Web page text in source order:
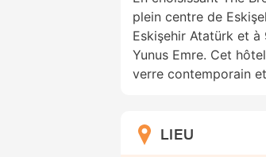
plein centre de
Eskişehir Atatürk et
Yunus Emre. Cet
verre contemporain
LIEU